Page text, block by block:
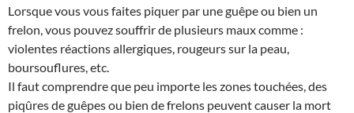
Lorsque vous vous faites piquer par une guêpe ou bien un
frelon, vous pouvez souffrir de plusieurs maux comme :
violentes réactions allergiques, rougeurs sur la peau,
boursouflures, etc.
Il faut comprendre que peu importe les zones touchées, des
piqûres de guêpes ou bien de frelons peuvent causer la mort